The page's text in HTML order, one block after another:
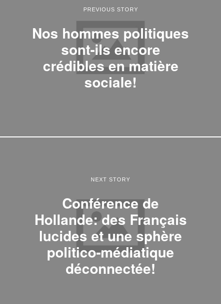
PREVIOUS STORY
Nos hommes politiques
sont-ils encore
crédibles en matière
sociale!
NEXT STORY
Conférence de
Hollande: des Français
lucides et une sphère
politico-médiatique
déconnectée!